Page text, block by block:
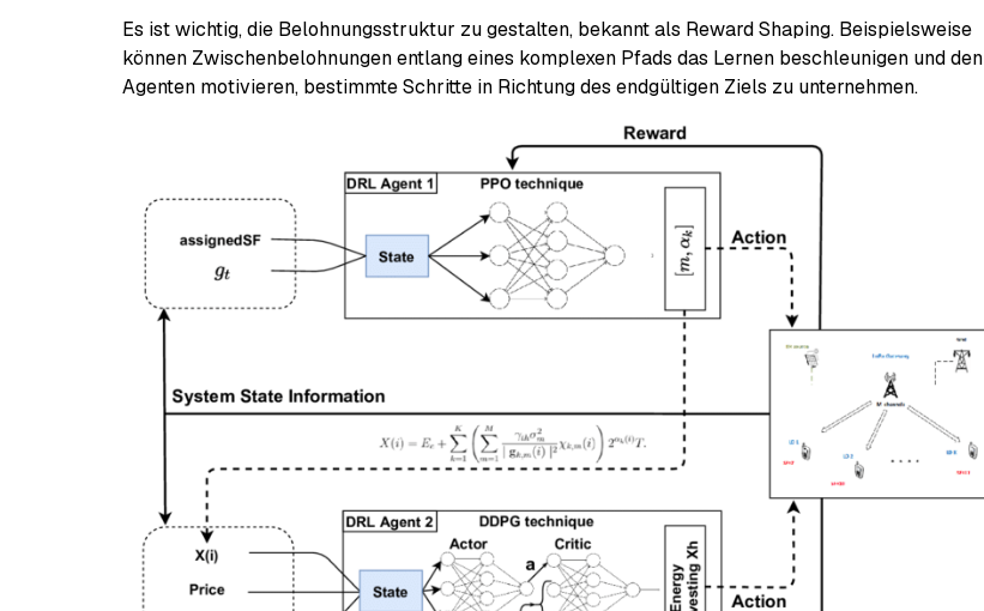
Es ist wichtig, die Belohnungsstruktur zu gestalten, bekannt als Reward Shaping. Beispielsweise
können Zwischenbelohnungen entlang eines komplexen Pfads das Lernen beschleunigen und den
Agenten motivieren, bestimmte Schritte in Richtung des endgültigen Ziels zu unternehmen.